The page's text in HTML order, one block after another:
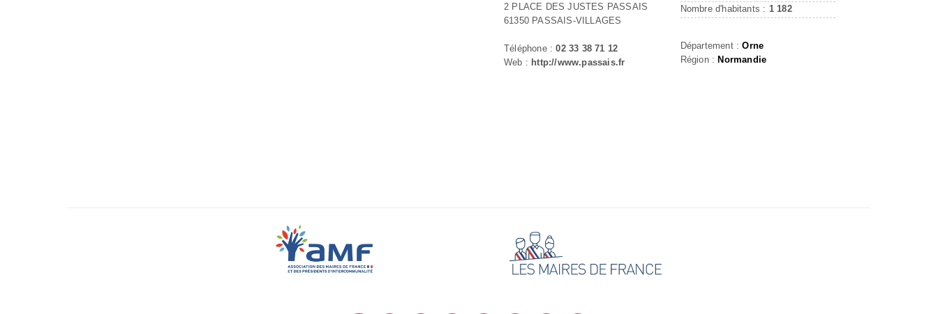
2 PLACE DES JUSTES PASSAIS
61350 PASSAIS-VILLAGES
Téléphone :02 33 38 71 12
Web : http://www.passais.fr
Nombre d'habitants : 1 182
Département :Orne
Région : Normandie